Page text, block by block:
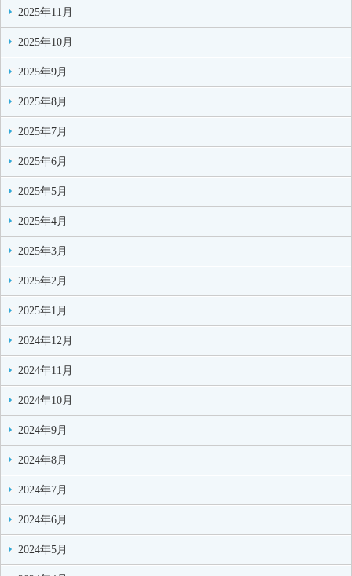
2025年11月
2025年10月
2025年9月
2025年8月
2025年7月
2025年6月
2025年5月
2025年4月
2025年3月
2025年2月
2025年1月
2024年12月
2024年11月
2024年10月
2024年9月
2024年8月
2024年7月
2024年6月
2024年5月